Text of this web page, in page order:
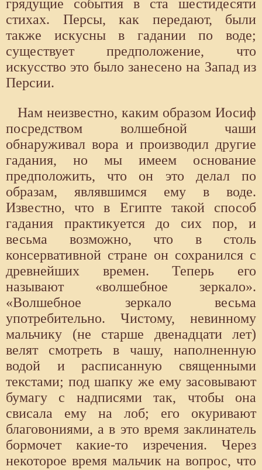
грядущие события в ста шестидесяти
стихах. Персы, как передают, были
также искусны в гадании по воде;
существует предположение, что
искусство это было занесено на Запад из
Персии.
Нам неизвестно, каким образом Иосиф
посредством волшебной чаши
обнаруживал вора и производил другие
гадания, но мы имеем основание
предположить, что он это делал по
образам, являвшимся ему в воде.
Известно, что в Египте такой способ
гадания практикуется до сих пор, и
весьма возможно, что в столь
консервативной стране он сохранился с
древнейших времен. Теперь его
называют «волшебное зеркало».
«Волшебное зеркало весьма
употребительно. Чистому, невинному
мальчику (не старше двенадцати лет)
велят смотреть в чашу, наполненную
водой и расписанную священными
текстами; под шапку же ему засовывают
бумагу с надписями так, чтобы она
свисала ему на лоб; его окуривают
благовониями, а в это время заклинатель
бормочет какие-то изречения. Через
некоторое время мальчик на вопрос, что